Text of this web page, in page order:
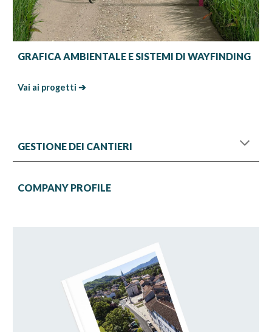
GRAFICA AMBIENTALE E SISTEMI DI WAYFINDING
Vai ai progetti ➔
GESTIONE DEI CANTIERI
COMPANY PROFILE